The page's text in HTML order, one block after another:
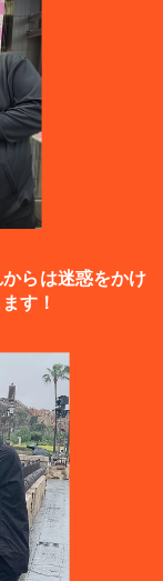
らは迷惑をかけ
す！